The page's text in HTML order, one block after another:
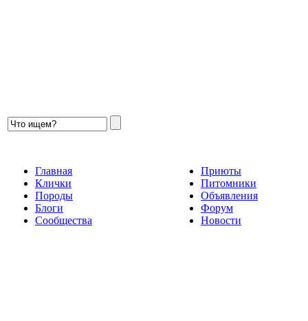
Главная
Клички
Породы
Блоги
Сообщества
Приюты
Питомники
Объявления
Форум
Новости